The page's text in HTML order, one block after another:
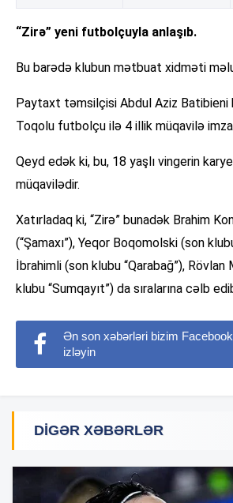
“Zirə” yeni futbolçuyla anlaşıb.
Bu barədə klubun mətbuat xidməti
Paytaxt təmsilçisi Abdul Aziz Batibieni
Toqolu futbolçu ilə 4 illik müqavilə
Qeyd edək ki, bu, 18 yaşlı vingerin
müqavilədir.
Xatırladaq ki, “Zirə” bunadək Brahim
(“Şamaxı”), Yeqor Boqomolski (son
İbrahimli (son klubu “Qarabağ”),
klubu “Sumqayıt”) da sıralarına cəlb
Ən son xəbərləri bizim
izləyin
DIGƏR XƏBƏRLƏR